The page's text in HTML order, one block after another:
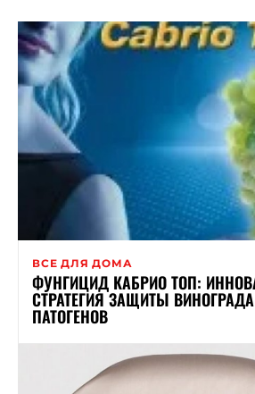
ВСЕ ДЛЯ ДОМА
ФУНГИЦИД КАБРИО ТОП:
СТРАТЕГИЯ ЗАЩИТЫ
ПАТОГЕНОВ